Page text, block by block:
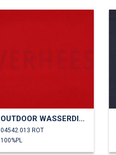
OUTDOOR WASSERDICHT
04542.013 ROT
100%PL